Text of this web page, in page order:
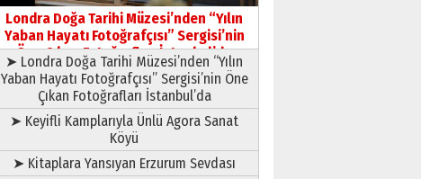
Şampiyonluk Sebahattin
Şirin’e yazar
11 Mayıs 2026 Pazartesi
Londra Doğa Tarihi Müzesi’nden “Yılın
Yaban Hayatı Fotoğrafçısı” Sergisi’nin
Öne Çıkan Fotoğrafları İstanbul’da
➤ Londra Doğa Tarihi Müzesi’nden “Yılın
Yaban Hayatı Fotoğrafçısı” Sergisi’nin Öne
Çıkan Fotoğrafları İstanbul’da
➤ Keyifli Kamplarıyla Ünlü Agora Sanat
Köyü
➤ Kitaplara Yansıyan Erzurum Sevdası